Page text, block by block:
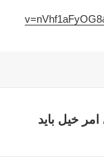
خیل باید